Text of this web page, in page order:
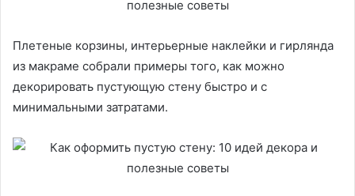
Плетеные корзины, интерьерные наклейки и гирлянда
из макраме собрали примеры того, как можно
декорировать пустующую стену быстро и с
минимальными затратами.